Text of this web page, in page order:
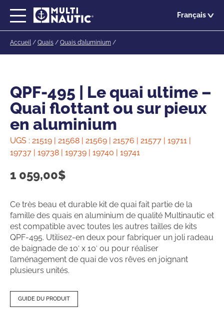
Français
Accueil/ Quais / Quais d’aluminium /
QPF-495 | Le quai ultime –
Quai flottant ou sur pieux
en aluminium
UGS : 21519 | 21568 | 21569 | 21576 | 21577 | 19711 |
19737 | 19738 | 19739 | 19740 | 19741
1 059,00$
Ce très beau et durable kit de quai fait partie de la
famille des quais en aluminium de qualité Multinautic et
est compatible avec toutes les autres tailles de kits
QPF-495. Utilisez-en deux pour fabriquer un joli radeau
de baignade de 10′ x 10′ ou pour réaliser
l’aménagement de quai de vos rêves en joignant
plusieurs unités.
GUIDE DU PRODUIT